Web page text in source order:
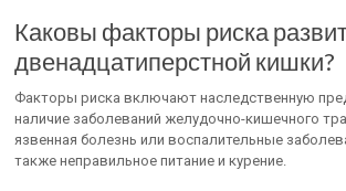
Каковы факторы риска
двенадцатиперстной кишки?
Факторы риска включают наследственную
наличие заболеваний желудочно-кишечного
язвенная болезнь или воспалительные
также неправильное питание и курение.